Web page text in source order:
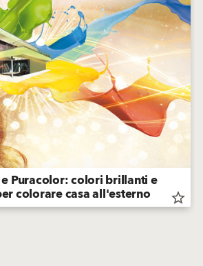
Puracolor: colori brillanti e
colorare casa all'esterno star_border